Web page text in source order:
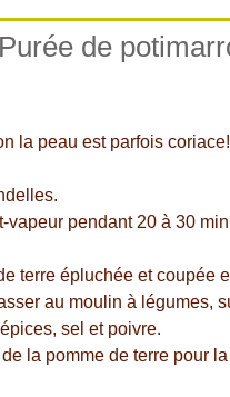
de
la peau est parfois
vapeur pendant 20 à 30
terre épluchée et coupée
au moulin à légumes,
sel et poivre.
la pomme de terre pour